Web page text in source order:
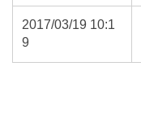
2017/03/19 10:1
9